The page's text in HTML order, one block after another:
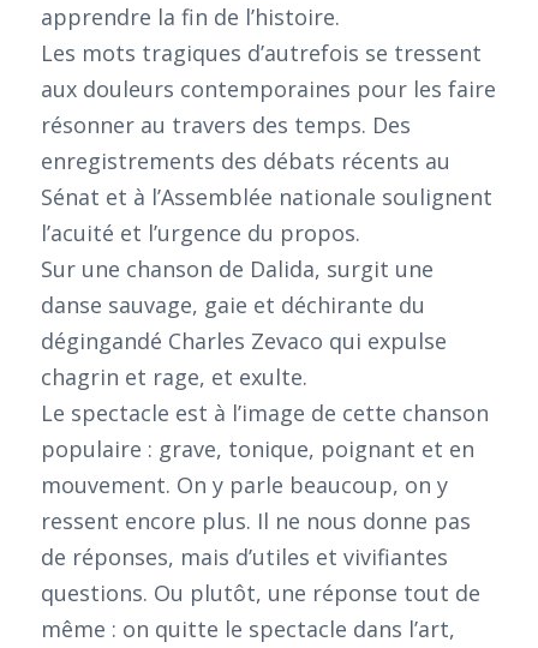
apprendre la fin de l’histoire.
Les mots tragiques d’autrefois se tressent
aux douleurs contemporaines pour les faire
résonner au travers des temps. Des
enregistrements des débats récents au
Sénat et à l’Assemblée nationale soulignent
l’acuité et l’urgence du propos.
Sur une chanson de Dalida, surgit une
danse sauvage, gaie et déchirante du
dégingandé Charles Zevaco qui expulse
chagrin et rage, et exulte.
Le spectacle est à l’image de cette chanson
populaire : grave, tonique, poignant et en
mouvement. On y parle beaucoup, on y
ressent encore plus. Il ne nous donne pas
de réponses, mais d’utiles et vivifiantes
questions. Ou plutôt, une réponse tout de
même : on quitte le spectacle dans l’art,